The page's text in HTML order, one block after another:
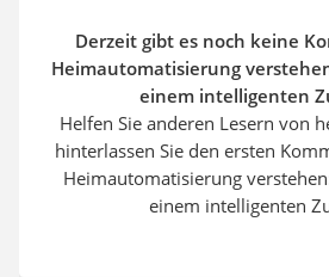
Derzeit gibt es noch keine
Heimautomatisierung
einem intelligenten
Helfen Sie anderen Lesern von
hinterlassen Sie den ersten
Heimautomatisierung
einem intelligenten